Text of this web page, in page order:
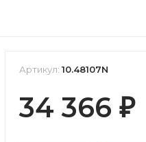
Артикул: 10.48107N
34 366 ₽